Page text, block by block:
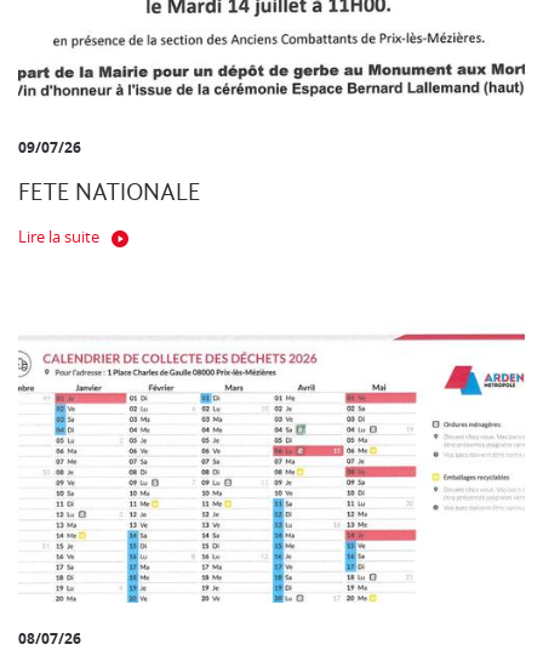
09/07/26
FETE NATIONALE
Lire la suite
08/07/26